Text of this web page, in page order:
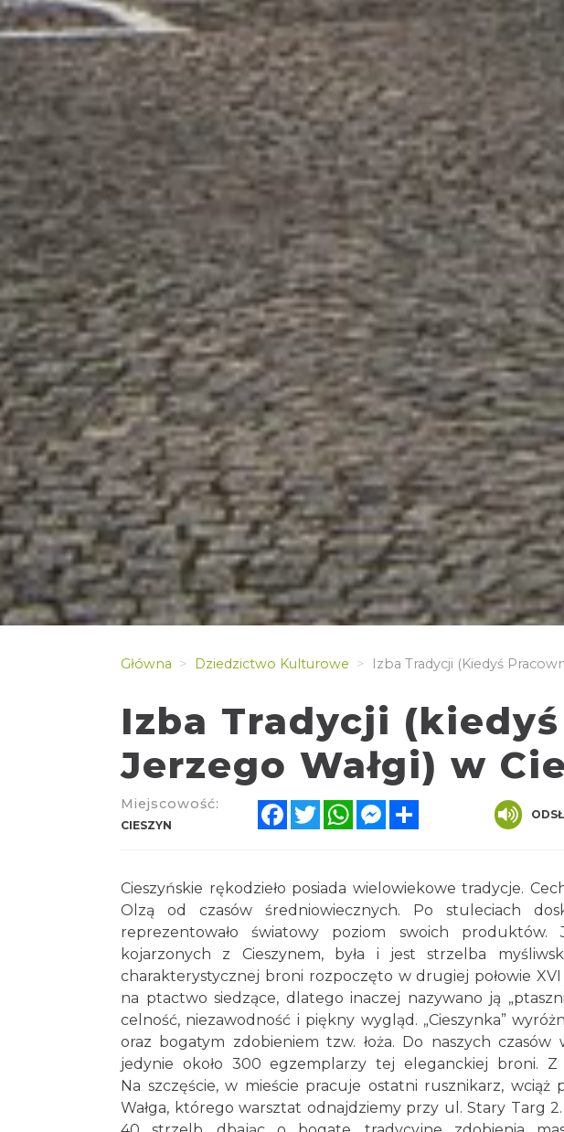
Główna Dziedzictwo Kulturowe Izba Tradycji (kiedyś
Izba Tradycji
Jerzego Wałgi) w
Miejscowość:
CIESZYN
FacebookTwitterWhatsAppMessenger
Cieszyńskie rękodzieło posiada wielowiekowe tradycje.
Olzą od czasów średniowiecznych. Po stuleciach
reprezentowało światowy poziom swoich produktów.
kojarzonych z Cieszynem, była i jest strzelba
charakterystycznej broni rozpoczęto w drugiej połowie
na ptactwo siedzące, dlatego inaczej nazywano ją
celność, niezawodność i piękny wygląd. „Cieszynka”
oraz bogatym zdobieniem tzw. łoża. Do naszych czasów
jedynie około 300 egzemplarzy tej eleganckiej broni.
Na szczęście, w mieście pracuje ostatni rusznikarz, wciąż
Wałga, którego warsztat odnajdziemy przy ul. Stary Targ